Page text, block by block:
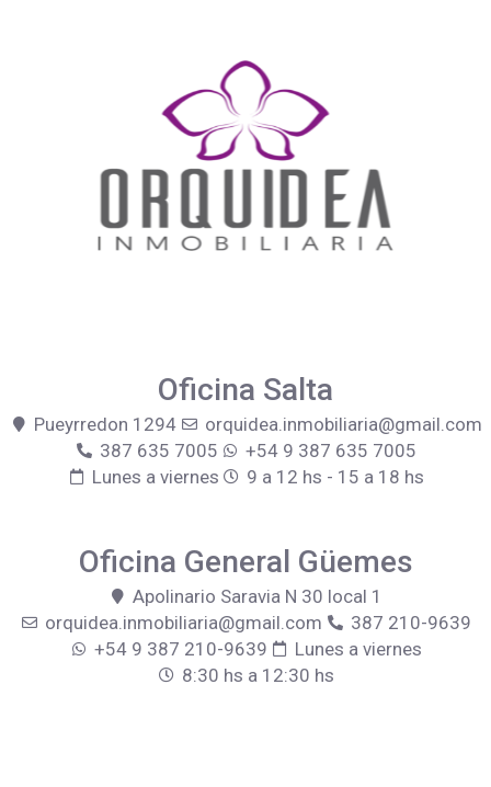
Oficina Salta
Pueyrredon 1294
orquidea.inmobiliaria@gmail.com
387 635 7005
+54 9 387 635 7005
Lunes a viernes
9 a 12 hs - 15 a 18 hs
Oficina General Güemes
Apolinario Saravia N 30 local 1
orquidea.inmobiliaria@gmail.com
387 210-9639
+54 9 387 210-9639
Lunes a viernes
8:30 hs a 12:30 hs